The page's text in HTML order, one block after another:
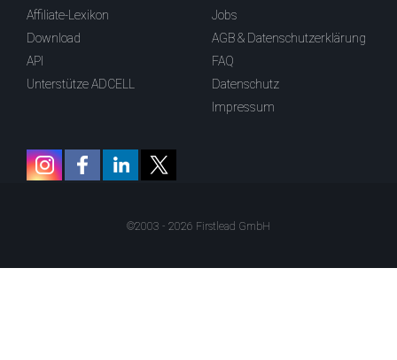
Affiliate-Lexikon
Download
API
Unterstütze ADCELL
Jobs
AGB & Datenschutzerklärung
FAQ
Datenschutz
Impressum
©2003 - 2026 Firstlead GmbH